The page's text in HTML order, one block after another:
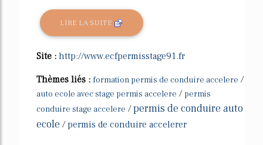
LIRE LA SUITE
Site : http://www.ecfpermisstage91.fr
Thèmes liés : formation permis de conduire accelere /
auto ecole avec stage permis accelere / permis
conduire stage accelere /permis de conduire auto
ecole /permis de conduire accelerer